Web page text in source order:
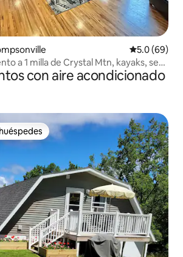
Calificación
5.0 (69)
a 1 milla de Crystal Mtn, kayaks, se
con aire acondicionado
entre huéspedes